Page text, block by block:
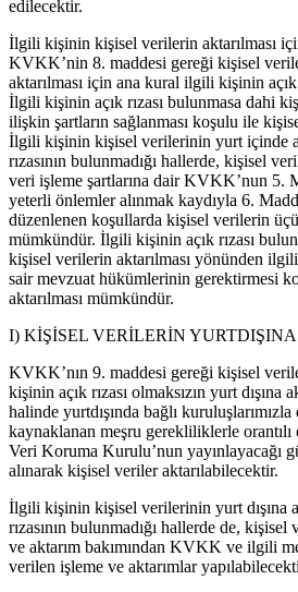
edilecektir.
İlgili kişinin kişisel verilerin aktarılması için
KVKK’nin 8. maddesi gereği kişisel
aktarılması için ana kural ilgili kişinin açık
İlgili kişinin açık rızası bulunmasa dahi
ilişkin şartların sağlanması koşulu ile
İlgili kişinin kişisel verilerinin yurt içinde
rızasının bulunmadığı hallerde, kişisel
veri işleme şartlarına dair KVKK’nun 5.
yeterli önlemler alınmak kaydıyla 6.
düzenlenen koşullarda kişisel verilerin
mümkündür. İlgili kişinin açık rızası
kişisel verilerin aktarılması yönünden ilgili
sair mevzuat hükümlerinin gerektirmesi
aktarılması mümkündür.
I) KİŞİSEL VERİLERİN
KVKK’nın 9. maddesi gereği kişisel
kişinin açık rızası olmaksızın yurt dışına
halinde yurtdışında bağlı
kaynaklanan meşru gerekliliklerle orantılı
Veri Koruma Kurulu’nun yayınlayacağı
alınarak kişisel veriler aktarılabilecektir.
İlgili kişinin kişisel verilerinin yurt dışına
rızasının bulunmadığı hallerde de,
ve aktarım bakımından KVKK ve ilgili
verilen işleme ve aktarımlar